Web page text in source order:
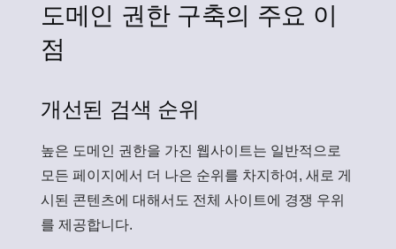
도메인 권한 구축의 주요 이
점
개선된 검색 순위
높은 도메인 권한을 가진 웹사이트는 일반적으로
모든 페이지에서 더 나은 순위를 차지하여, 새로 게
시된 콘텐츠에 대해서도 전체 사이트에 경쟁 우위
를 제공합니다.